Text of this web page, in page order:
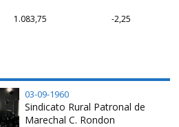
1.083,75 -2,25
03-09-1960
Sindicato Rural Patronal de
Marechal C. Rondon